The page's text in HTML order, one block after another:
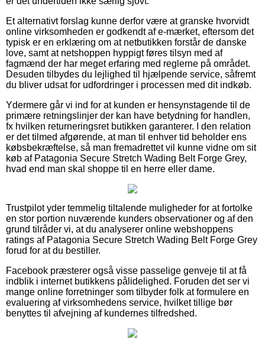
Et alternativt forslag kunne derfor være at granske hvorvidt
online virksomheden er godkendt af e-mærket, eftersom det
typisk er en erklæring om at netbutikken forstår de danske
love, samt at netshoppen hyppigt føres tilsyn med af
fagmænd der har meget erfaring med reglerne på området.
Desuden tilbydes du lejlighed til hjælpende service, såfremt
du bliver udsat for udfordringer i processen med dit indkøb.
Ydermere går vi ind for at kunden er hensynstagende til de
primære retningslinjer der kan have betydning for handlen,
fx hvilken returneringsret butikken garanterer. I den relation
er det tilmed afgørende, at man til enhver tid beholder ens
købsbekræftelse, så man fremadrettet vil kunne vidne om sit
køb af Patagonia Secure Stretch Wading Belt Forge Grey,
hvad end man skal shoppe til en herre eller dame.
Trustpilot yder temmelig tiltalende muligheder for at fortolke
en stor portion nuværende kunders observationer og af den
grund tilråder vi, at du analyserer online webshoppens
ratings af Patagonia Secure Stretch Wading Belt Forge Grey
forud for at du bestiller.
Facebook præsterer også visse passelige genveje til at få
indblik i internet butikkens pålidelighed. Foruden det ser vi
mange online forretninger som tilbyder folk at formulere en
evaluering af virksomhedens service, hvilket tillige bør
benyttes til afvejning af kundernes tilfredshed.